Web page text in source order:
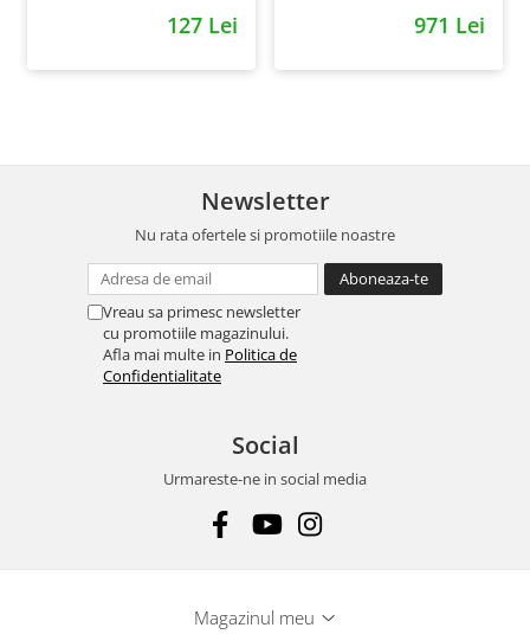
127 Lei 971 Lei
Newsletter
Nu rata ofertele si promotiile noastre
Vreau sa primesc newsletter
cu promotiile magazinului.
Afla mai multe in Politica de
Confidentialitate
Social
Urmareste-ne in social media
Magazinul meu